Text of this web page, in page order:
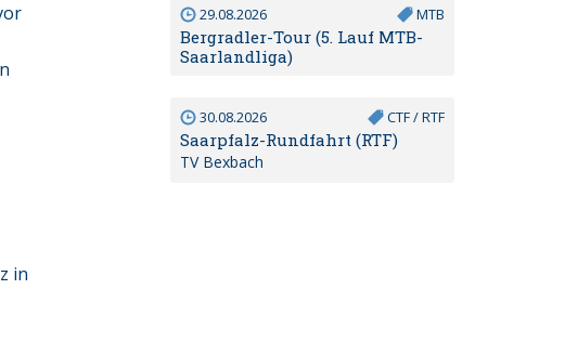
in
29.08.2026 MTB
Bergradler-Tour (5. Lauf MTB-
Saarlandliga)
30.08.2026 CTF / RTF
Saarpfalz-Rundfahrt (RTF)
TV Bexbach